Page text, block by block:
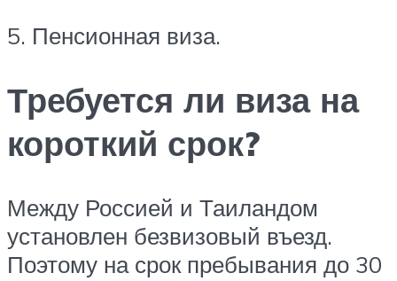
5. Пенсионная виза.
Требуется ли виза на
короткий срок?
Между Россией и Таиландом
установлен безвизовый въезд.
Поэтому на срок пребывания до 30